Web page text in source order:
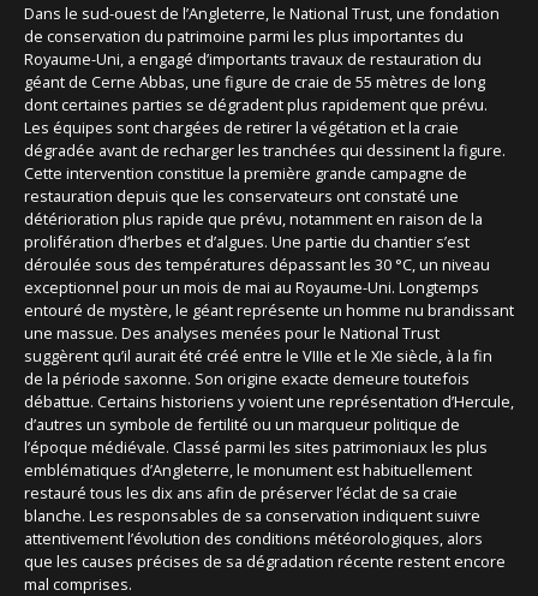
Dans le sud-ouest de l’Angleterre, le National Trust, une fondation
de conservation du patrimoine parmi les plus importantes du
Royaume-Uni, a engagé d’importants travaux de restauration du
géant de Cerne Abbas, une figure de craie de 55 mètres de long
dont certaines parties se dégradent plus rapidement que prévu.
Les équipes sont chargées de retirer la végétation et la craie
dégradée avant de recharger les tranchées qui dessinent la figure.
Cette intervention constitue la première grande campagne de
restauration depuis que les conservateurs ont constaté une
détérioration plus rapide que prévu, notamment en raison de la
prolifération d’herbes et d’algues. Une partie du chantier s’est
déroulée sous des températures dépassant les 30 °C, un niveau
exceptionnel pour un mois de mai au Royaume-Uni. Longtemps
entouré de mystère, le géant représente un homme nu brandissant
une massue. Des analyses menées pour le National Trust
suggèrent qu’il aurait été créé entre le VIIIe et le XIe siècle, à la fin
de la période saxonne. Son origine exacte demeure toutefois
débattue. Certains historiens y voient une représentation d’Hercule,
d’autres un symbole de fertilité ou un marqueur politique de
l’époque médiévale. Classé parmi les sites patrimoniaux les plus
emblématiques d’Angleterre, le monument est habituellement
restauré tous les dix ans afin de préserver l’éclat de sa craie
blanche. Les responsables de sa conservation indiquent suivre
attentivement l’évolution des conditions météorologiques, alors
que les causes précises de sa dégradation récente restent encore
mal comprises.